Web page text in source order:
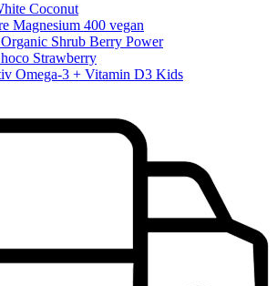
Coconut
Magnesium 400 vegan
Shrub Berry Power
Strawberry
Omega-3 + Vitamin D3 Kids